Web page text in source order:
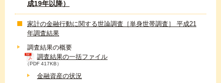
成19年以降）
家計の金融行動に関する世論調査［単身世帯調査］ 平成21
年調査結果
調査結果の概要
調査結果の一括ファイル
（PDF 417KB）
金融資産の状況